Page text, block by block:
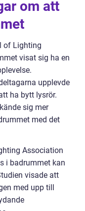
om att
of Lighting
visat sig ha en
upplevde
ha bytt lysrör.
sig mer
med det
Association
i badrummet kan
visade att
med upp till